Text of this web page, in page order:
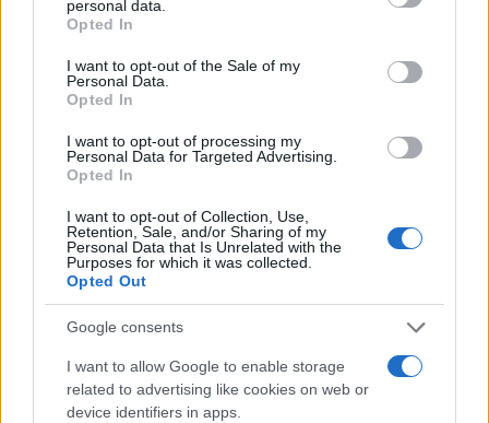
grant or deny consent to Google and its third-party tags to
use your data for below specified purposes in below Google
consent section.
personal data.
Opted In
I want to opt-out of the Sale of my
Personal Data.
Opted In
I want to opt-out of processing my
Personal Data for Targeted Advertising.
Opted In
I want to opt-out of Collection, Use,
Retention, Sale, and/or Sharing of my
Personal Data that Is Unrelated with the
Purposes for which it was collected.
Opted Out
Google consents
I want to allow Google to enable storage
related to advertising like cookies on web or
device identifiers in apps.
Petrolio in calo: Brent a 91,82$, ribassi a due cifre per greggio
e oro
Andrea Innocenti · 5 Ago 2026